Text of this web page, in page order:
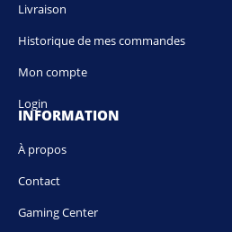
Livraison
Historique de mes commandes
Mon compte
Login
INFORMATION
À propos
Contact
Gaming Center